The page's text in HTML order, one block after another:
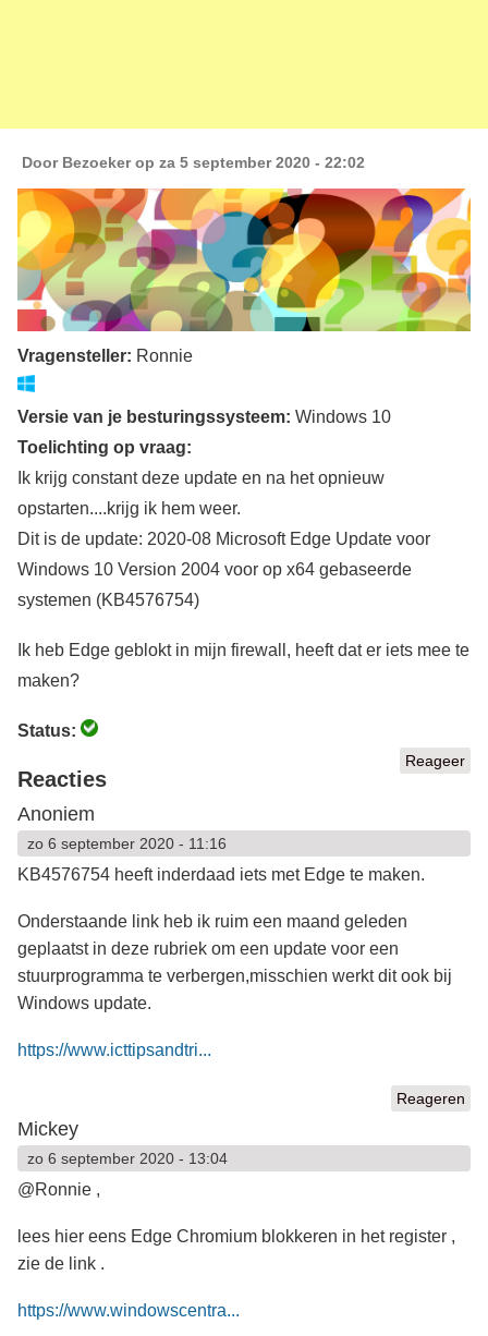
Door Bezoekerop za 5 september 2020 - 22:02
Vragensteller: Ronnie
Versie van je besturingssysteem: Windows 10
Toelichting op vraag:
Ik krijg constant deze update en na het opnieuw
opstarten....krijg ik hem weer.
Dit is de update: 2020-08 Microsoft Edge Update voor
Windows 10 Version 2004 voor op x64 gebaseerde
systemen (KB4576754)
Ik heb Edge geblokt in mijn firewall, heeft dat er iets mee te
maken?
Status:
Reageer
Reacties
Anoniem
zo 6 september 2020 - 11:16
KB4576754 heeft inderdaad iets met Edge te maken.
Onderstaande link heb ik ruim een maand geleden
geplaatst in deze rubriek om een update voor een
stuurprogramma te verbergen,misschien werkt dit ook bij
Windows update.
https://www.icttipsandtri...
Reageren
Mickey
zo 6 september 2020 - 13:04
@Ronnie ,
lees hier eens Edge Chromium blokkeren in het register ,
zie de link .
https://www.windowscentra...